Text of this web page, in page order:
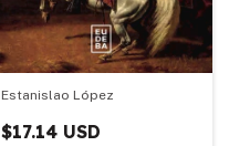
Estanislao López
$17.14 USD